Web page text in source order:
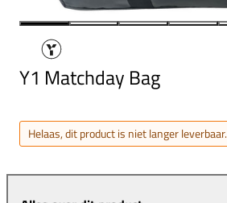
Y1 Matchday Bag
Helaas, dit product is niet langer leverbaar.